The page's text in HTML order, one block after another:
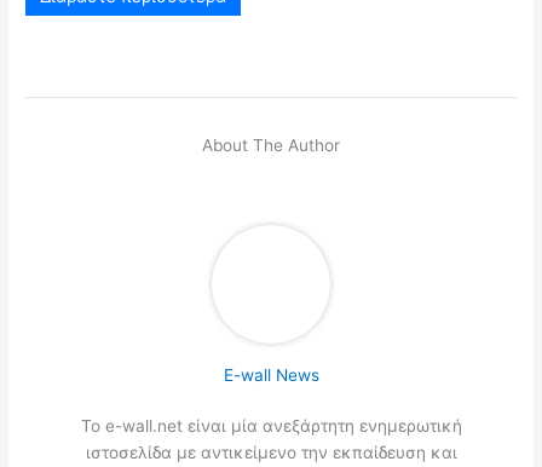
About The Author
E-wall News
Το e-wall.net είναι μία ανεξάρτητη ενημερωτική
ιστοσελίδα με αντικείμενο την εκπαίδευση και